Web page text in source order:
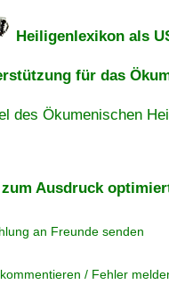
Heiligenlexikon als
für das
des Ökumenischen
Ausdruck
an Freunde senden
/ Fehler